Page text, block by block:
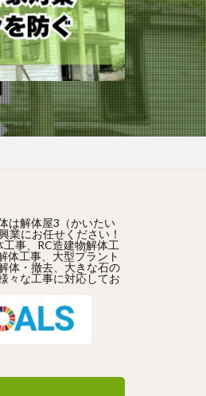
は解体屋3（かいたい
業にお任せください！
事、RC造建物解体工
体工事、大型プラント
体・撤去、大きな石の
々な工事に対応してお